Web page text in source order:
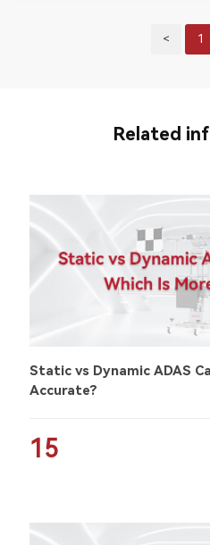
< 1
Related
Static vs Dynamic ADAS
Accurate?
15